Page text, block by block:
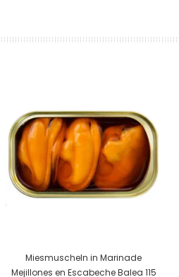
In Den Warenkorb
Miesmuscheln in Marinade
Mejillones en Escabeche Balea 115